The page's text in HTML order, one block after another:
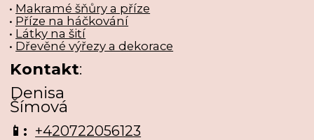
• Makramé šňůry a příze
• Příze na háčkování
• Látky na šití
• Dřevěné výřezy a dekorace
Kontakt:
Denisa
Šímová
📱: +420722056123